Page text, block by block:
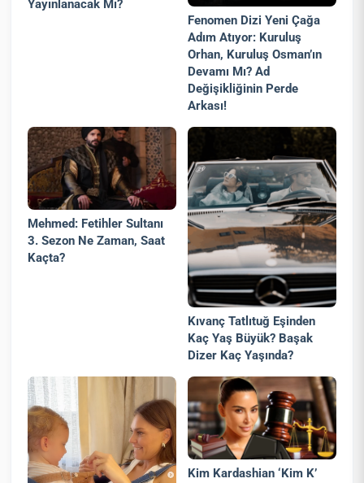
Yayınlanacak Mı?
Fenomen Dizi Yeni Çağa
Adım Atıyor: Kuruluş
Orhan, Kuruluş Osman’ın
Devamı Mı? Ad
Değişikliğinin Perde
Arkası!
Mehmed: Fetihler Sultanı
3. Sezon Ne Zaman, Saat
Kaçta?
Kıvanç Tatlıtuğ Eşinden
Kaç Yaş Büyük? Başak
Dizer Kaç Yaşında?
Kim Kardashian ‘Kim K’